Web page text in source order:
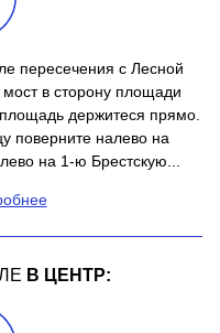
пересечения с Лесной
в сторону площади
держитеся прямо.
поверните налево на
на 1-ю Брестскую...
В ЦЕНТР: